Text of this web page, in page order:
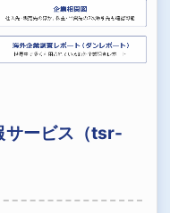
サービス（tsr-